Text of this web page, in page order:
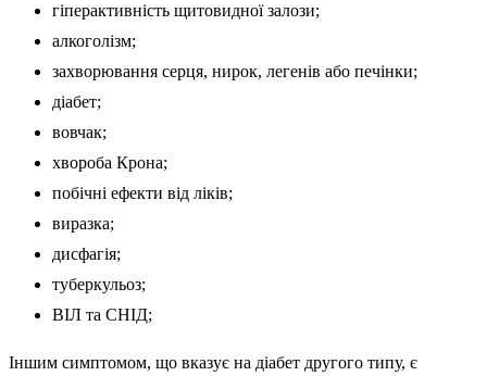
гіперактивність щитовидної залози;
алкоголізм;
захворювання серця, нирок, легенів або печінки;
діабет;
вовчак;
хвороба Крона;
побічні ефекти від ліків;
виразка;
дисфагія;
туберкульоз;
ВІЛ та СНІД;
Іншим симптомом, що вказує на діабет другого типу, є